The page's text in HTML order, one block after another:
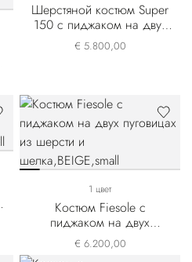
Шерстяной костюм Super
150 с пиджаком на двух
пуговицах
€ 5.800,00
1 цвет
Костюм Fiesole с
пиджаком на двух
пуговицах из шерсти и
шелка
€ 6.200,00